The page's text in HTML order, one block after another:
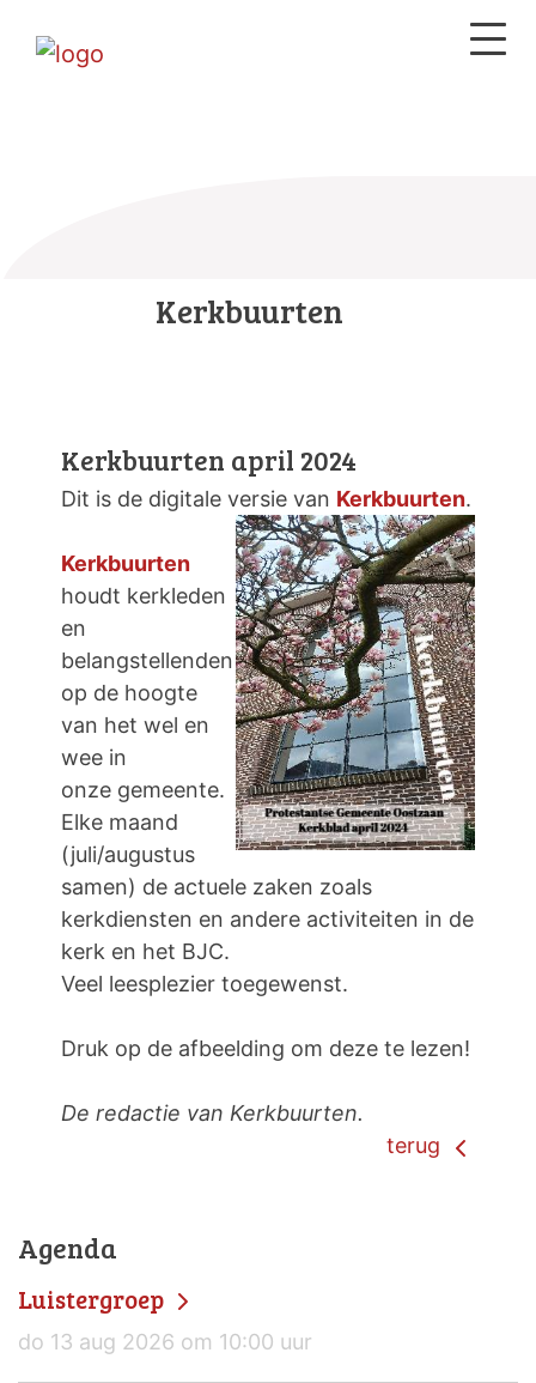
Kerkbuurten
Kerkbuurten april 2024
Dit is de digitale versie van Kerkbuurten.
Kerkbuurten
houdt kerkleden
en
belangstellenden
op de hoogte
van het wel en
wee in
onze gemeente.
Elke maand
(juli/augustus
samen) de actuele zaken zoals
kerkdiensten en andere activiteiten in de
kerk en het BJC.
Veel leesplezier toegewenst.
Druk op de afbeelding om deze te lezen!
De redactie van Kerkbuurten.
terug
Agenda
Luistergroep
do 13 aug 2026 om 10:00 uur